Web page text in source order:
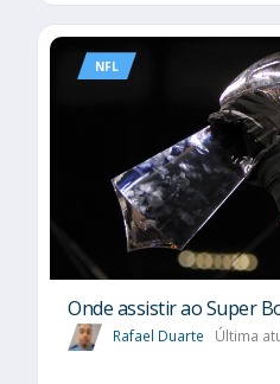
NFL
Onde assistir ao Super
Rafael Duarte Última